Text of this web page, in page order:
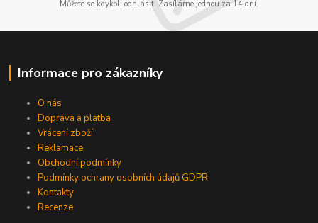
Můžete se kdykoli odhlásit. Zasíláme jednou za 14 dní.
Informace pro zákazníky
O nás
Doprava a platba
Vrácení zboží
Reklamace
Obchodní podmínky
Podmínky ochrany osobních údajů GDPR
Kontakty
Recenze